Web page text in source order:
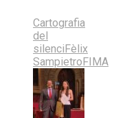
Email
on
Cartografia
del
silenciFèlix
SampietroFIMA